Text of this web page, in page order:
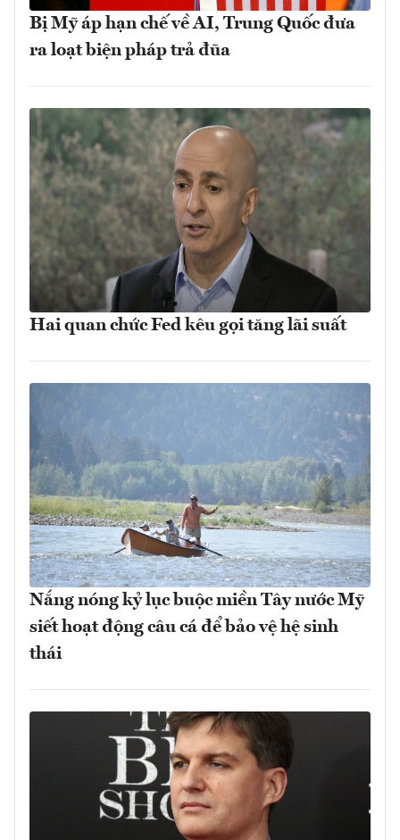
Bị Mỹ áp hạn chế về AI, Trung Quốc đưa
ra loạt biện pháp trả đũa
Hai quan chức Fed kêu gọi tăng lãi suất
Nắng nóng kỷ lục buộc miền Tây nước Mỹ
siết hoạt động câu cá để bảo vệ hệ sinh
thái